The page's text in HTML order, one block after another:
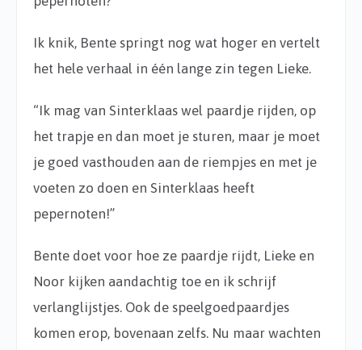
Ik knik, Bente springt nog wat hoger en vertelt
het hele verhaal in één lange zin tegen Lieke.
“Ik mag van Sinterklaas wel paardje rijden, op
het trapje en dan moet je sturen, maar je moet
je goed vasthouden aan de riempjes en met je
voeten zo doen en Sinterklaas heeft
pepernoten!”
Bente doet voor hoe ze paardje rijdt, Lieke en
Noor kijken aandachtig toe en ik schrijf
verlanglijstjes. Ook de speelgoedpaardjes
komen erop, bovenaan zelfs. Nu maar wachten